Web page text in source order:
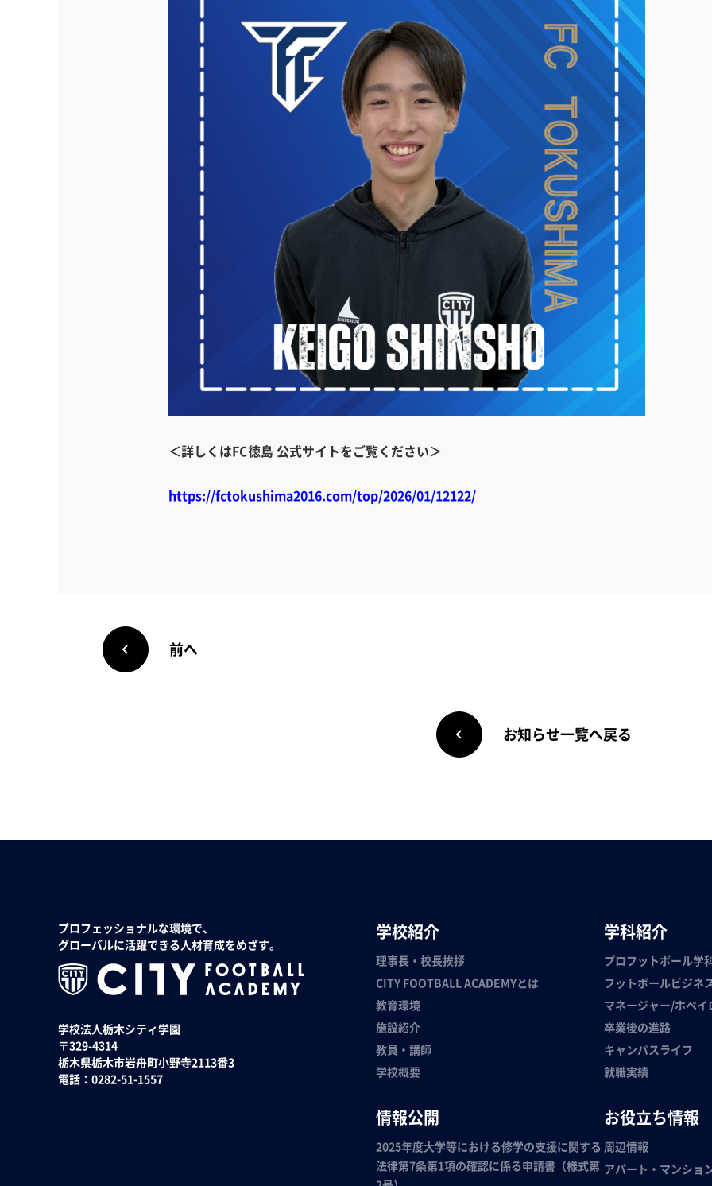
＜詳しくはFC徳島 公式サイトをご覧ください＞
https://fctokushima2016.com/top/2026/01/12122/
前へ
お知らせ一覧へ戻る
プロフェッショナルな環境で、
グローバルに活躍できる人材育成をめざす。
学校法人栃木シティ学園
〒329-4314
栃木県栃木市岩舟町小野寺2113番3
電話：0282-51-1557
学校紹介
理事長・校長挨拶
CITY FOOTBALL ACADEMYとは
教育環境
施設紹介
教員・講師
学校概要
情報公開
2025年度大学等における修学の支援に関する
法律第7条第1項の確認に係る申請書（様式第
学科紹介
プロフットボール学
フットボールビジネ
マネージャー/ホペイ
卒業後の進路
キャンパスライフ
就職実績
お役立ち情報
周辺情報
アパート・マンショ